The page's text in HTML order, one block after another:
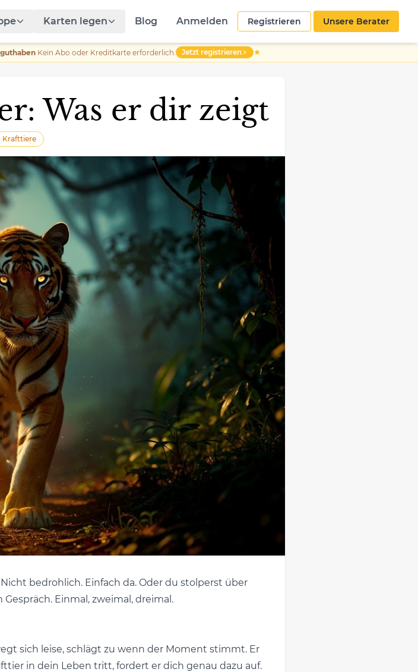
Karten legen Blog Anmelden Registrieren Unsere Berater
Kein Abo oder Kreditkarte erforderlich. Jetzt registrieren
Was er dir zeigt
Krafttiere
bedrohlich. Einfach da. Oder du stolperst über
Einmal, zweimal, dreimal.
sich leise, schlägt zu wenn der Moment stimmt. Er
in dein Leben tritt, fordert er dich genau dazu auf.